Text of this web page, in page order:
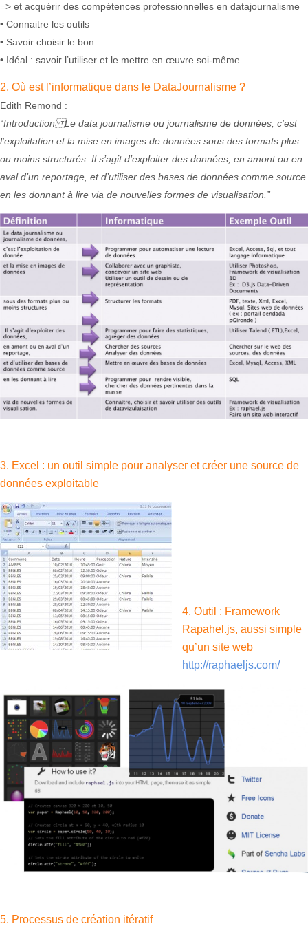
=> et acquérir des compétences professionnelles en datajournalisme
• Connaitre les outils
• Savoir choisir le bon
• Idéal : savoir l’utiliser et le mettre en œuvre soi-même
2. Où est l’informatique dans le DataJournalisme ?
Edith Remond :
“Introduction Le data journalisme ou journalisme de données, c’est
l’exploitation et la mise en images de données sous des formats plus
ou moins structurés. Il s’agit d’exploiter des données, en amont ou en
aval d’un reportage, et d’utiliser des bases de données comme source
en les donnant à lire via de nouvelles formes de visualisation.”
3. Excel : un outil simple pour analyser et créer une source de
données exploitable
4. Outil : Framework
Rapahel.js, aussi simple
qu’un site web
http://raphaeljs.com/
5. Processus de création itératif